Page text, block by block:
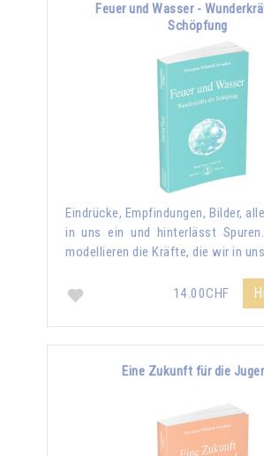
Feuer und Wasser -
Schöpfung
Eindrücke, Empfindungen, Bilder,
in uns ein und hinterlässt
modellieren die Kräfte, die wir in
14.00CHF
Eine Zukunft für die